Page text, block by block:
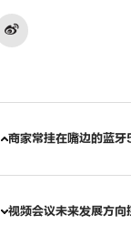
商家常挂在嘴边的蓝牙
视频会议未来发展方向